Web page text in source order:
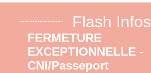
Flash Infos
FERMETURE
EXCEPTIONNELLE -
CNI/Passeport